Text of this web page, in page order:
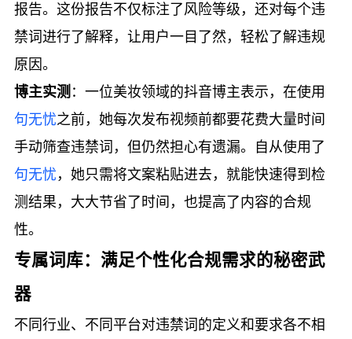
报告。这份报告不仅标注了风险等级，还对每个违
禁词进行了解释，让用户一目了然，轻松了解违规
原因。
博主实测 ：一位美妆领域的抖音博主表示，在使用
句无忧之前，她每次发布视频前都要花费大量时间
手动筛查违禁词，但仍然担心有遗漏。自从使用了
句无忧 ，她只需将文案粘贴进去，就能快速得到检
测结果，大大节省了时间，也提高了内容的合规
性。
专属词库：满足个性化合规需求的秘密武
器
不同行业、不同平台对违禁词的定义和要求各不相